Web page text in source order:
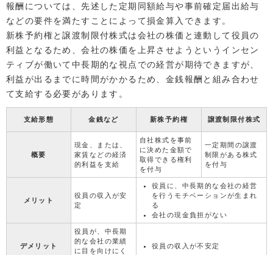
報酬については、先述した定期同額給与や事前確定届出給与
などの要件を満たすことによって損金算入できます。
新株予約権と譲渡制限付株式は会社の株価と連動して役員の
利益となるため、会社の株価を上昇させようというインセン
ティブが働いて中長期的な視点での経営が期待できますが、
利益が出るまでに時間がかかるため、金銭報酬と組み合わせ
て支給する必要があります。
支給形態 金銭など 新株予約権 譲渡制限付株式
概要
現金、または、
家賃などの経済
的利益を支給
自社株式を事前
に決めた金額で
取得できる権利
を付与
一定期間の譲渡
制限がある株式
を付与
メリット
役員の収入が安
定
役員に、中長期的な会社の経営
を行うモチベーションが生まれ
る
会社の現金負担がない
デメリット
役員が、中長期
的な会社の業績
に目を向けにく
役員の収入が不安定